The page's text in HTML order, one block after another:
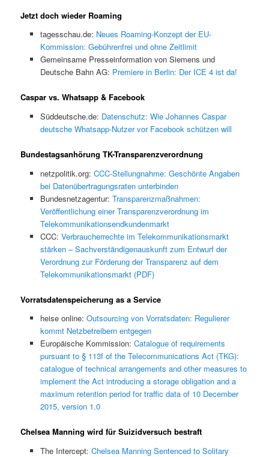
Jetzt doch wieder Roaming
tagesschau.de: Neues Roaming-Konzept der EU-
Kommission: Gebührenfrei und ohne Zeitlimit
Gemeinsame Presseinformation von Siemens und
Deutsche Bahn AG: Premiere in Berlin: Der ICE 4 ist da!
Caspar vs. Whatsapp & Facebook
Süddeutsche.de: Datenschutz: Wie Johannes Caspar
deutsche Whatsapp-Nutzer vor Facebook schützen will
Bundestagsanhörung TK-Transparenzverordnung
netzpolitik.org: CCC-Stellungnahme: Geschönte Angaben
bei Datenübertragungsraten unterbinden
Bundesnetzagentur: Trans­pa­renz­maß­nah­men:
Veröffentlichung einer Transparenzverordnung im
Telekommunikationsendkundenmarkt
CCC: Verbraucherrechte im Telekommunikationsmarkt
stärken – Sachverständigenauskunft zum Entwurf der
Verordnung zur Förderung der Transparenz auf dem
Telekommunikationsmarkt (PDF)
Vorratsdatenspeicherung as a Service
heise online: Outsourcing von Vorratsdaten: Regulierer
kommt Netzbetreibern entgegen
Europäische Kommission: Catalogue of requirements
pursuant to § 113f of the Telecommunications Act (TKG):
catalogue of technical arrangements and other measures to
implement the Act introducing a storage obligation and a
maximum retention period for traffic data of 10 December
2015, version 1.0
Chelsea Manning wird für Suizidversuch bestraft
The Intercept: Chelsea Manning Sentenced to Solitary